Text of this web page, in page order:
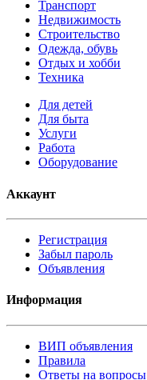
Транспорт
Недвижимость
Строительство
Одежда, обувь
Отдых и хобби
Техника
Для детей
Для быта
Услуги
Работа
Оборудование
Аккаунт
Регистрация
Забыл пароль
Объявления
Информация
ВИП объявления
Правила
Ответы на вопросы